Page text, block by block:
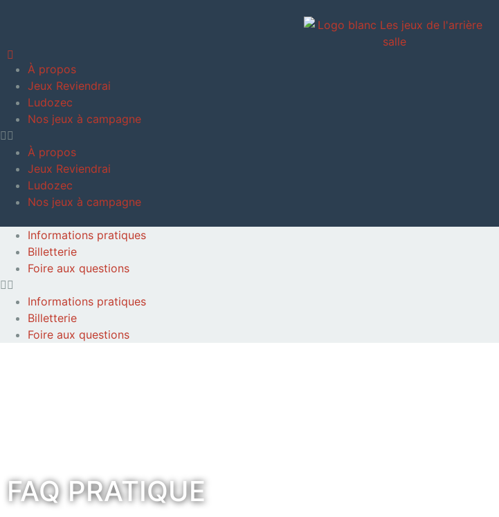
À propos
Jeux Reviendrai
Ludozec
Nos jeux à campagne
À propos
Jeux Reviendrai
Ludozec
Nos jeux à campagne
Informations pratiques
Billetterie
Foire aux questions
Informations pratiques
Billetterie
Foire aux questions
FAQ PRATIQUE